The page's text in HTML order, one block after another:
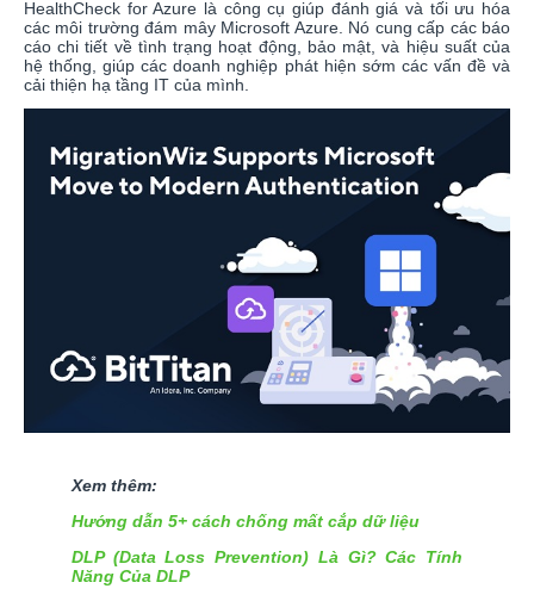
HealthCheck for Azure là công cụ giúp đánh giá và tối ưu hóa
các môi trường đám mây Microsoft Azure. Nó cung cấp các báo
cáo chi tiết về tình trạng hoạt động, bảo mật, và hiệu suất của
hệ thống, giúp các doanh nghiệp phát hiện sớm các vấn đề và
cải thiện hạ tầng IT của mình.
Xem thêm:
Hướng dẫn 5+ cách chống mất cắp dữ liệu
DLP (Data Loss Prevention) Là Gì? Các Tính
Năng Của DLP